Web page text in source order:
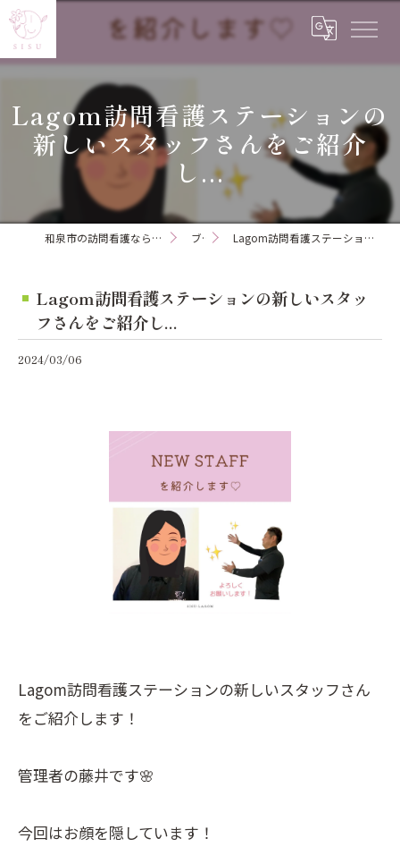
Lagom訪問看護ステーションの
新しいスタッフさんをご紹介
し...
和泉市の訪問看護ならLagom訪問看護ステーション ブログ Lagom訪問看護ステーションの新しいスタッフさんをご紹介し...
Lagom訪問看護ステーションの新しいスタッ
フさんをご紹介し...
2024/03/06
Lagom訪問看護ステーションの新しいスタッフさん
をご紹介します！
管理者の藤井です🌸
今回はお顔を隠しています！